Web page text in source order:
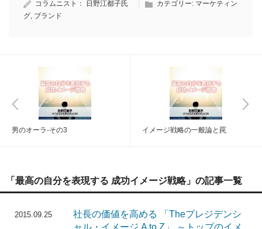
コラムニスト： 日野江都子氏 カテゴリー: マーケティン
グ ブランド
男のオーラ-その3 イメージ戦略の一般論と罠
「最高の自分を表現する 成功イメージ戦略」の記事一覧
2015.09.25
社長の価値を高める 「Theプレジデンシ
ャル・イメージ A to Z」 ～トップのイメ